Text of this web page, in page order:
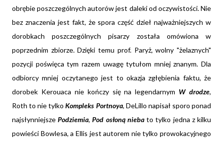
obrębie poszczególnych autorów jest daleki od oczywistości. Nie
bez znaczenia jest fakt, że spora część dzieł najważniejszych w
dorobkach poszczególnych pisarzy została omówiona w
poprzednim zbiorze. Dzięki temu prof. Paryż, wolny "żelaznych"
pozycji poświęca tym razem uwagę tytułom mniej znanym. Dla
odbiorcy mniej oczytanego jest to okazja zgłębienia faktu, że
dorobek Kerouaca nie kończy się na legendarnym W drodze,
Roth to nie tylkoKompleks Portnoya, DeLillo napisał sporo ponad
najsłynniejszePodziemia,Pod osłoną niebato tylko jedna z kilku
powieści Bowlesa, a Ellis jest autorem nie tylko prowokacyjnego